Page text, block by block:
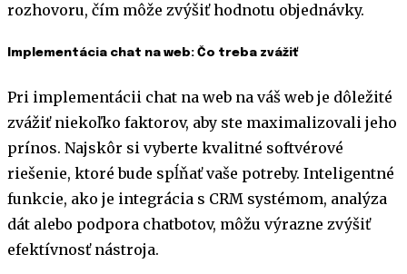
rozhovoru, čím môže zvýšiť hodnotu objednávky.
Implementácia chat na web: Čo treba zvážiť
Pri implementácii chat na web na váš web je dôležité
zvážiť niekoľko faktorov, aby ste maximalizovali jeho
prínos. Najskôr si vyberte kvalitné softvérové
riešenie, ktoré bude spĺňať vaše potreby. Inteligentné
funkcie, ako je integrácia s CRM systémom, analýza
dát alebo podpora chatbotov, môžu výrazne zvýšiť
efektívnosť nástroja.